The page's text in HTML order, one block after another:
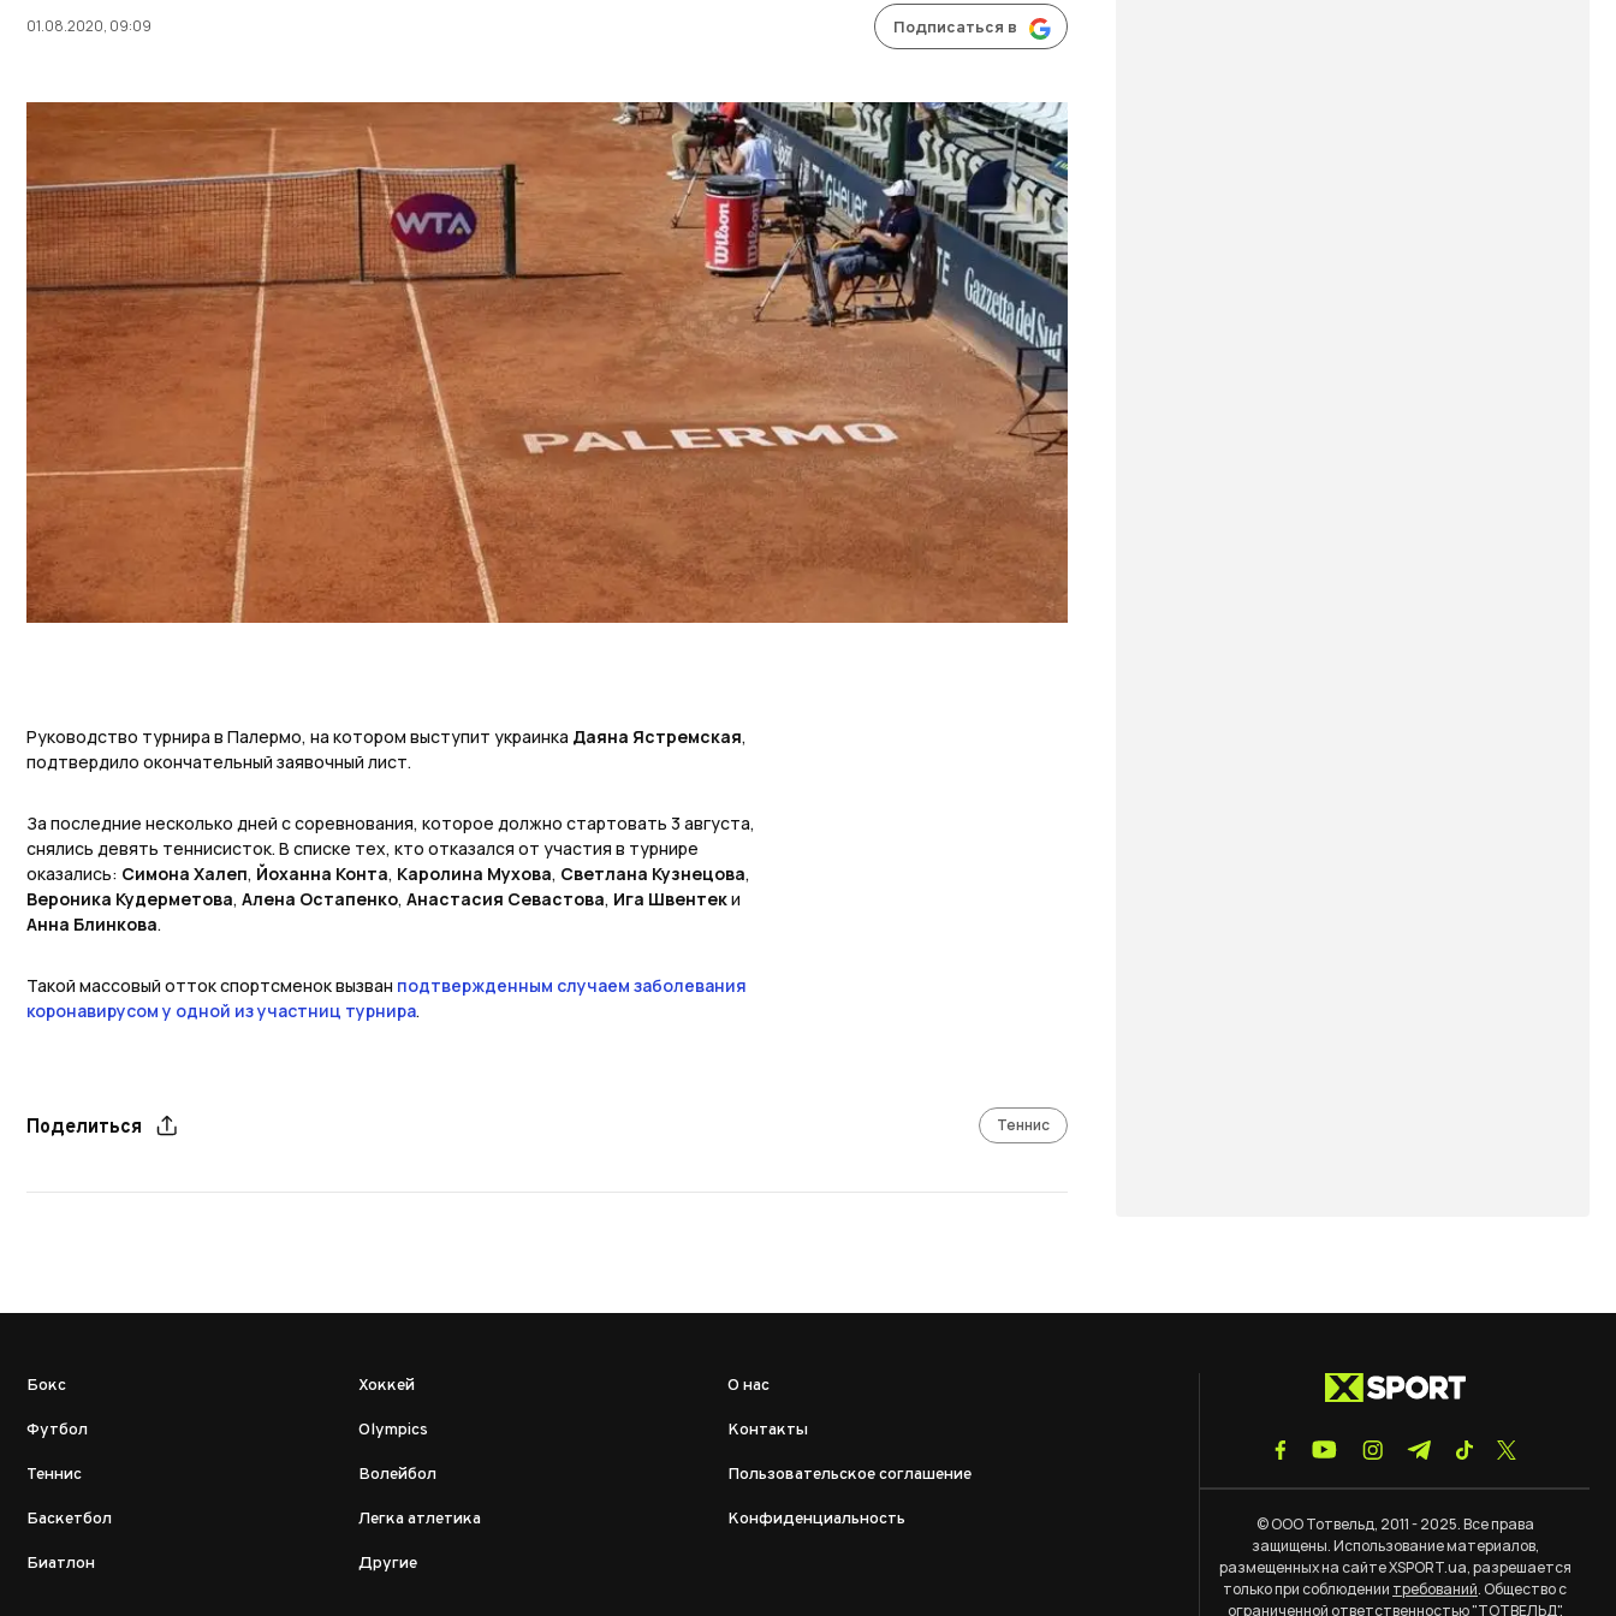
01.08.2020, 09:09 Подписаться в
Руководство турнира в Палермо, на котором выступит украинка Даяна Ястремская,
подтвердило окончательный заявочный лист.
За последние несколько дней с соревнования, которое должно стартовать 3 августа,
снялись девять теннисисток. В списке тех, кто отказался от участия в турнире
оказались: Симона Халеп, Йоханна Конта, Каролина Мухова, Светлана Кузнецова,
Вероника Кудерметова, Алена Остапенко, Анастасия Севастова, Ига Швентеки
Анна Блинкова.
Такой массовый отток спортсменок вызван подтвержденным случаем заболевания
коронавирусом у одной из участниц турнира.
Поделиться Теннис
Бокс
Футбол
Теннис
Баскетбол
Биатлон
Хоккей
Olympics
Волейбол
Легка атлетика
Другие
О нас
Контакты
Пользовательское соглашение
Конфиденциальность
© ООО Тотвельд, 2011 - 2025. Все права
защищены. Использование материалов,
размещенных на сайте XSPORT.ua, разрешается
только при соблюдении требований. Общество с
ограниченной ответственностью "ТОТВЕЛЬД".